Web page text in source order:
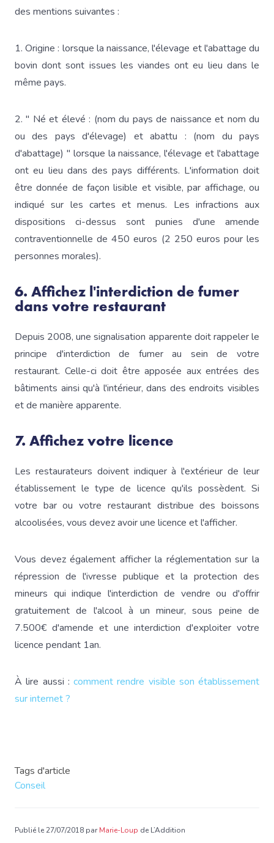
des mentions suivantes :
1. Origine : lorsque la naissance, l'élevage et l'abattage du
bovin dont sont issues les viandes ont eu lieu dans le
même pays.
2. " Né et élevé : (nom du pays de naissance et nom du
ou des pays d'élevage) et abattu : (nom du pays
d'abattage) " lorsque la naissance, l'élevage et l'abattage
ont eu lieu dans des pays différents. L'information doit
être donnée de façon lisible et visible, par affichage, ou
indiqué sur les cartes et menus. Les infractions aux
dispositions ci-dessus sont punies d'une amende
contraventionnelle de 450 euros (2 250 euros pour les
personnes morales).
6. Affichez l'interdiction de fumer
dans votre restaurant
Depuis 2008, une signalisation apparente doit rappeler le
principe d'interdiction de fumer au sein de votre
restaurant. Celle-ci doit être apposée aux entrées des
bâtiments ainsi qu'à l'intérieur, dans des endroits visibles
et de manière apparente.
7. Affichez votre licence
Les restaurateurs doivent indiquer à l'extérieur de leur
établissement le type de licence qu'ils possèdent. Si
votre bar ou votre restaurant distribue des boissons
alcoolisées, vous devez avoir une licence et l'afficher.
Vous devez également afficher la réglementation sur la
répression de l'ivresse publique et la protection des
mineurs qui indique l'interdiction de vendre ou d'offrir
gratuitement de l'alcool à un mineur, sous peine de
7.500€ d'amende et une interdiction d'exploiter votre
licence pendant 1an.
À lire aussi : comment rendre visible son établissement
sur internet ?
Tags d'article
Conseil
Publié le 27/07/2018 parMarie-Loup de L’Addition